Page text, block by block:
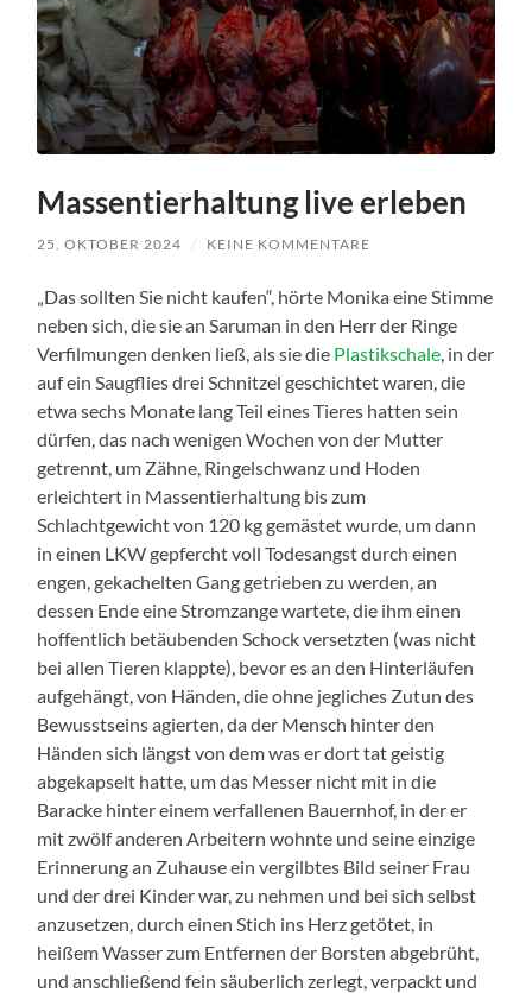
Massentierhaltung live erleben
25. OKTOBER 2024 / KEINE KOMMENTARE
„Das sollten Sie nicht kaufen“, hörte Monika eine Stimme
neben sich, die sie an Saruman in den Herr der Ringe
Verfilmungen denken ließ, als sie die Plastikschale , in der
auf ein Saugflies drei Schnitzel geschichtet waren, die
etwa sechs Monate lang Teil eines Tieres hatten sein
dürfen, das nach wenigen Wochen von der Mutter
getrennt, um Zähne, Ringelschwanz und Hoden
erleichtert in Massentierhaltung bis zum
Schlachtgewicht von 120 kg gemästet wurde, um dann
in einen LKW gepfercht voll Todesangst durch einen
engen, gekachelten Gang getrieben zu werden, an
dessen Ende eine Stromzange wartete, die ihm einen
hoffentlich betäubenden Schock versetzten (was nicht
bei allen Tieren klappte), bevor es an den Hinterläufen
aufgehängt, von Händen, die ohne jegliches Zutun des
Bewusstseins agierten, da der Mensch hinter den
Händen sich längst von dem was er dort tat geistig
abgekapselt hatte, um das Messer nicht mit in die
Baracke hinter einem verfallenen Bauernhof, in der er
mit zwölf anderen Arbeitern wohnte und seine einzige
Erinnerung an Zuhause ein vergilbtes Bild seiner Frau
und der drei Kinder war, zu nehmen und bei sich selbst
anzusetzen, durch einen Stich ins Herz getötet, in
heißem Wasser zum Entfernen der Borsten abgebrüht,
und anschließend fein säuberlich zerlegt, verpackt und